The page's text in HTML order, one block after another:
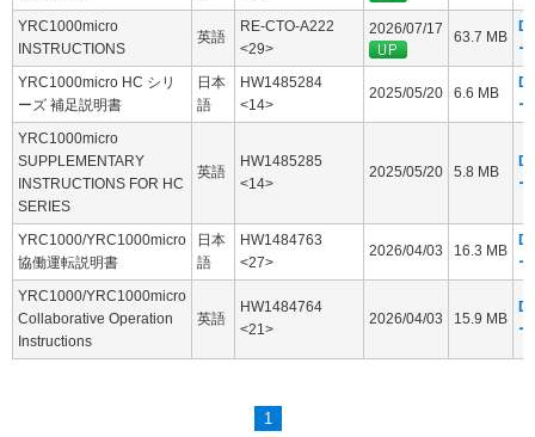
YRC1000micro
INSTRUCTIONS
英語
RE-CTO-A222
<29>
2026/07/17 63.7 MB
YRC1000micro HC シリ
ーズ 補足説明書
日本
語
HW1485284
<14>
2025/05/20 6.6 MB
YRC1000micro
SUPPLEMENTARY
INSTRUCTIONS FOR HC
SERIES
英語
HW1485285
<14>
2025/05/20 5.8 MB
YRC1000/YRC1000micro
協働運転説明書
日本
語
HW1484763
<27>
2026/04/03 16.3 MB
YRC1000/YRC1000micro
Collaborative Operation
Instructions
英語
HW1484764
<21>
2026/04/03 15.9 MB
1